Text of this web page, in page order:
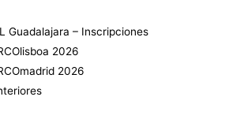
Guadalajara – Inscripciones
2026
2026